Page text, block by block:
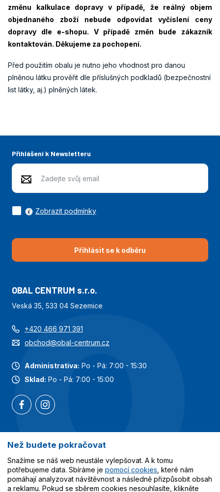
změnu kalkulace dopravy v případě, že reálný objem
objednaného zboží nebude odpovídat vyčíslení ceny
dopravy dle e-shopu. V případě změn bude zákazník
kontaktován. Děkujeme za pochopení.
Před použitím obalu je nutno jeho vhodnost pro danou
plněnou látku prověřit dle příslušných podkladů (bezpečnostní
list látky, aj.) plněných látek.
Přihlášení k Newsletteru
Přihlásit se k odběru
Zobrazit podmínky
OBAL CENTRUM s.r.o.
Veská 35, 533 04 Sezemice
+420 466 971 391
obchod@obal-centrum.cz
Administrativa: Po - Pá: 7:00 - 15:30
Sklad: Po - Pá: 7:00 - 15:00
Nejoblíbenější kategorie
Služby
Než budete pokračovat
Snažíme se náš web neustále vylepšovat. A k tomu
potřebujeme data. Sbíráme je pomocí cookies , které nám
pomáhají analyzovat návštěvnost a následně přizpůsobit obsah
a reklamu. Pokud se sběrem cookies nesouhlasíte, klikněte